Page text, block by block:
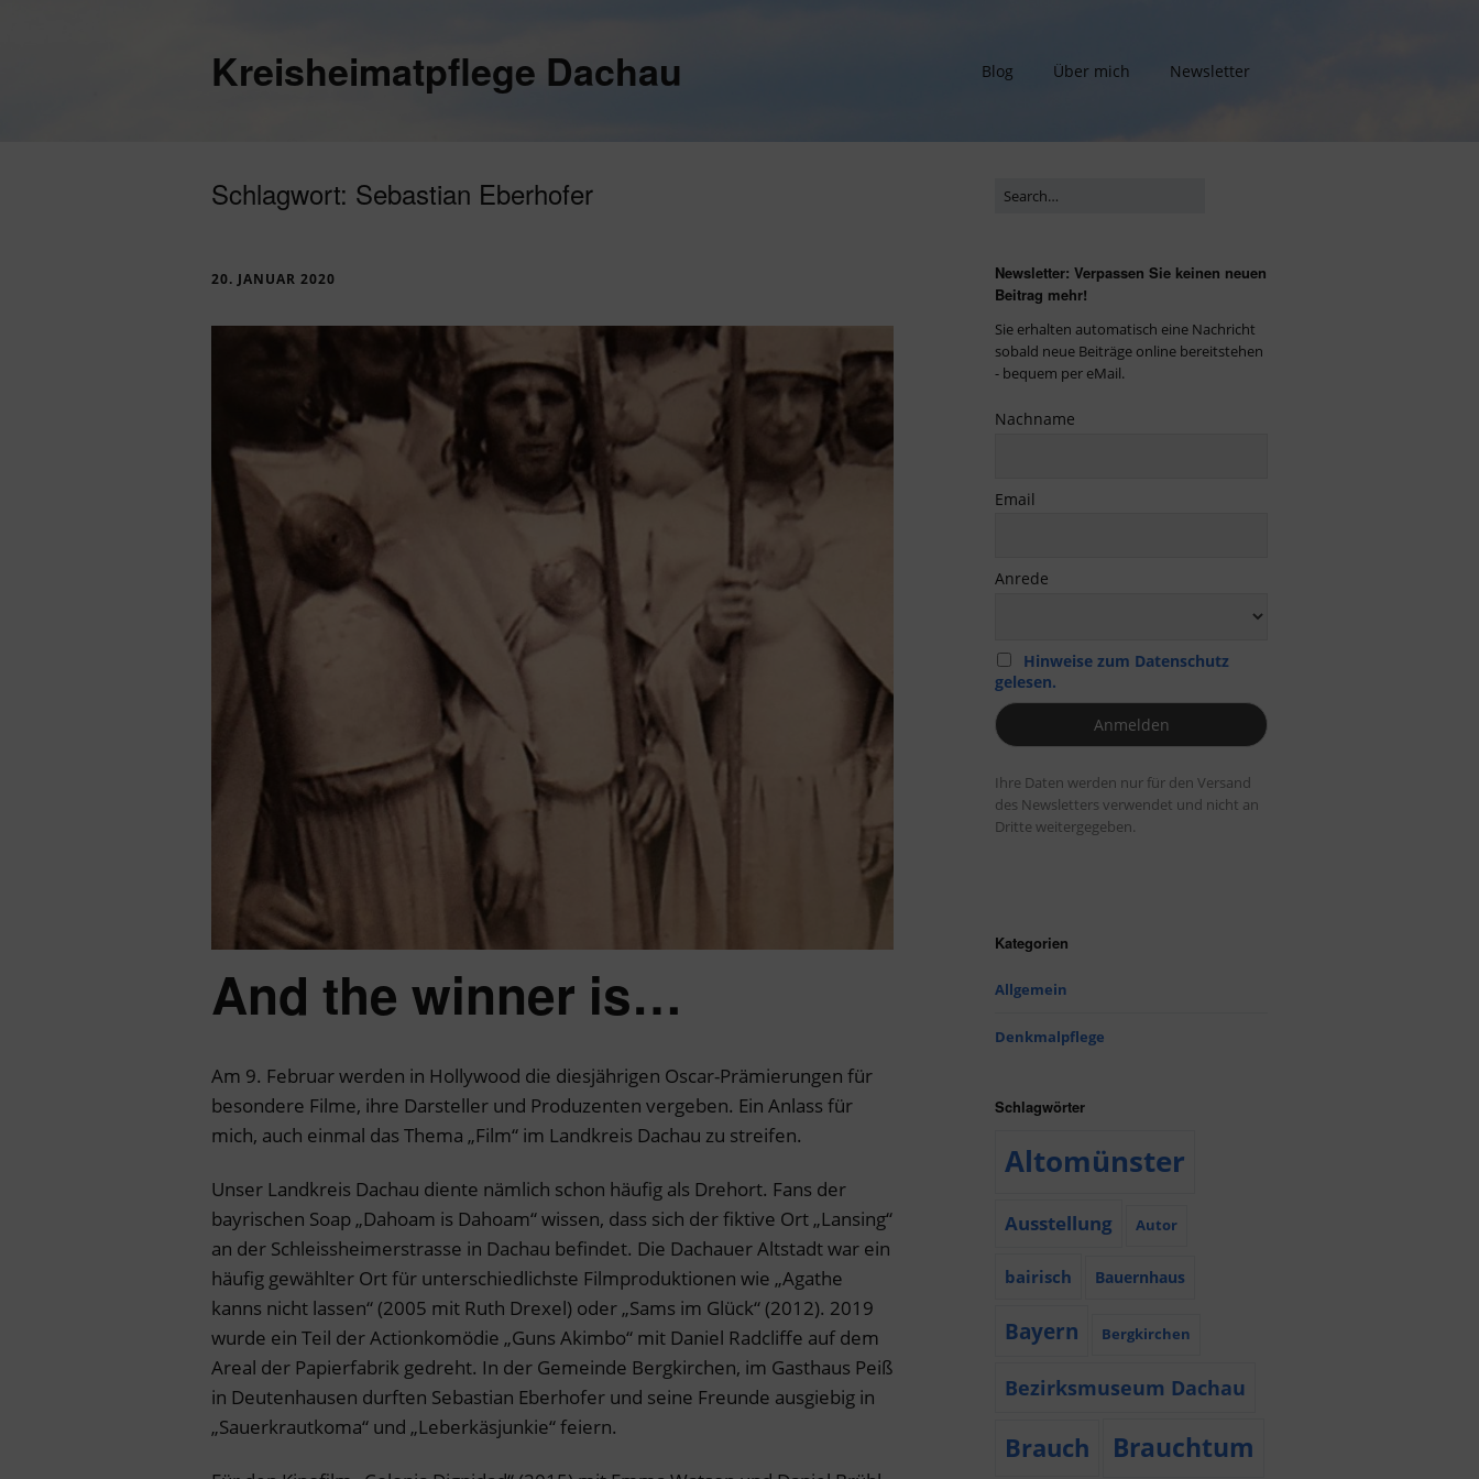
Kreisheimatpflege Dachau Blog Über mich Newsletter
Schlagwort: Sebastian Eberhofer
20. JANUAR 2020
And the winner is…
Am 9. Februar werden in Hollywood die diesjährigen Oscar-Prämierungen für
besondere Filme, ihre Darsteller und Produzenten vergeben. Ein Anlass für
mich, auch einmal das Thema „Film“ im Landkreis Dachau zu streifen.
Unser Landkreis Dachau diente nämlich schon häufig als Drehort. Fans der
bayrischen Soap „Dahoam is Dahoam“ wissen, dass sich der fiktive Ort „Lansing“
an der Schleissheimerstrasse in Dachau befindet. Die Dachauer Altstadt war ein
häufig gewählter Ort für unterschiedlichste Filmproduktionen wie „Agathe
kanns nicht lassen“ (2005 mit Ruth Drexel) oder „Sams im Glück“ (2012). 2019
wurde ein Teil der Actionkomödie „Guns Akimbo“ mit Daniel Radcliffe auf dem
Areal der Papierfabrik gedreht. In der Gemeinde Bergkirchen, im Gasthaus Peiß
in Deutenhausen durften Sebastian Eberhofer und seine Freunde ausgiebig in
„Sauerkrautkoma“ und „Leberkäsjunkie“ feiern.
Newsletter: Verpassen Sie keinen neuen
Beitrag mehr!
Sie erhalten automatisch eine Nachricht
sobald neue Beiträge online bereitstehen
- bequem per eMail.
Nachname
Email
Anrede
Hinweise zum Datenschutz
gelesen.
Ihre Daten werden nur für den Versand
des Newsletters verwendet und nicht an
Dritte weitergegeben.
Kategorien
Allgemein
Denkmalpflege
Schlagwörter
Altomünster
Ausstellung Autor
bairisch Bauernhaus
Bayern Bergkirchen
Bezirksmuseum Dachau
Brauch Brauchtum